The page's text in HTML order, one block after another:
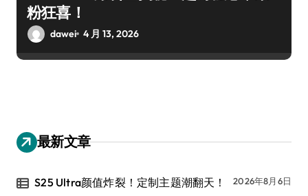
粉狂喜！
dawei 4 月 13, 2026
最新文章
S25 Ultra颜值炸裂！定制主题潮翻天！ 2026年8月6日